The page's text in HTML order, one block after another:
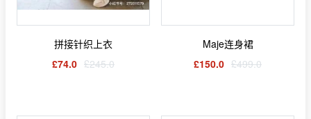
拼接针织上衣
£74.0 £245.0
Maje连身裙
£150.0 £499.0